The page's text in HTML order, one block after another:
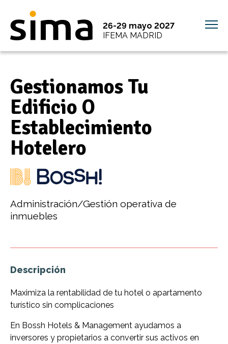
26-29 mayo 2027
IFEMA MADRID
Gestionamos Tu
Edificio O
Establecimiento
Hotelero
Administración/Gestión operativa de
inmuebles
Descripción
Maximiza la rentabilidad de tu hotel o apartamento
turístico sin complicaciones
En Bossh Hotels & Management ayudamos a
inversores y propietarios a convertir sus activos en